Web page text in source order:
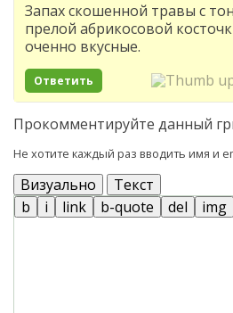
Запах скошенной травы с
прелой абрикосовой
оченно вкусные.
Ответить
Прокомментируйте данный
Не хотите каждый раз вводить имя и
Визуально Текст